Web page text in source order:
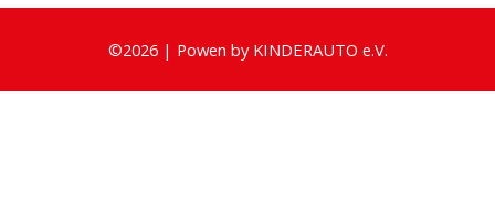
©2026 | Powen by KINDERAUTO e.V.